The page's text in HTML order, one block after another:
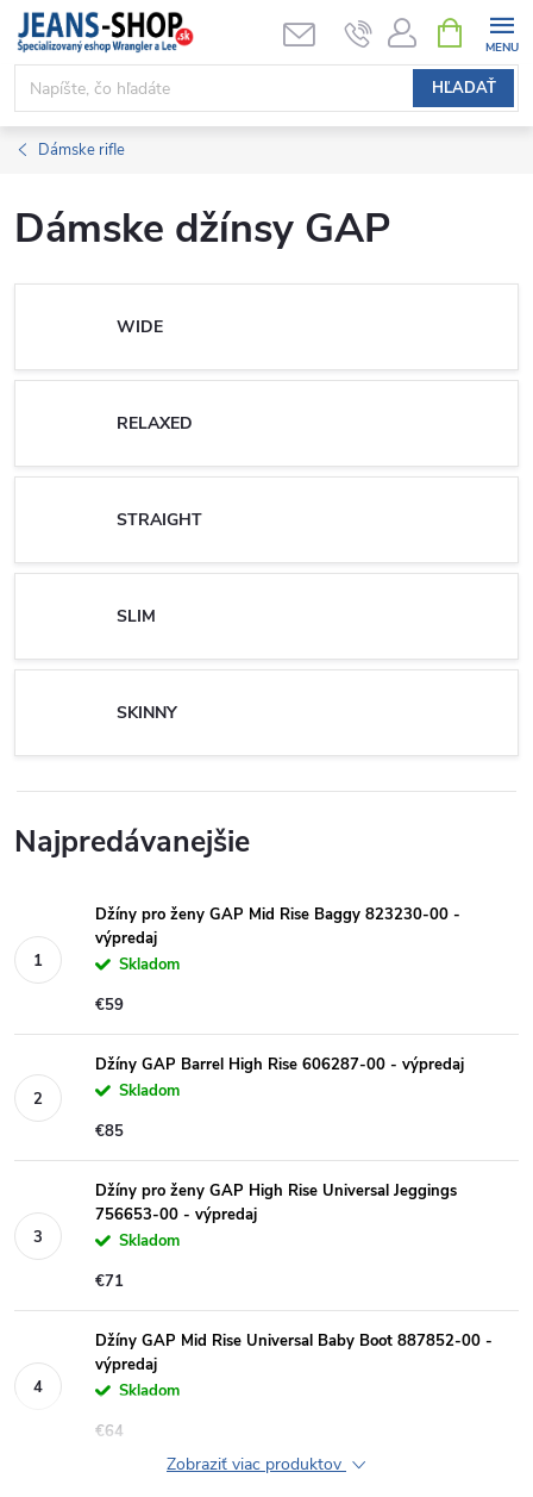
Prejsť
obsah
HĽADAŤ
KOŠÍK
Dámske rifle
Dámske džínsy GAP
WIDE
RELAXED
STRAIGHT
SLIM
SKINNY
Najpredávanejšie
Džíny pro ženy GAP Mid Rise Baggy 823230-00 -
výpredaj
Skladom
€59
Džíny GAP Barrel High Rise 606287-00 - výpredaj
Skladom
€85
Džíny pro ženy GAP High Rise Universal Jeggings
756653-00 - výpredaj
Skladom
€71
Džíny GAP Mid Rise Universal Baby Boot 887852-00 -
výpredaj
Skladom
€64
Zobraziť viac produktov